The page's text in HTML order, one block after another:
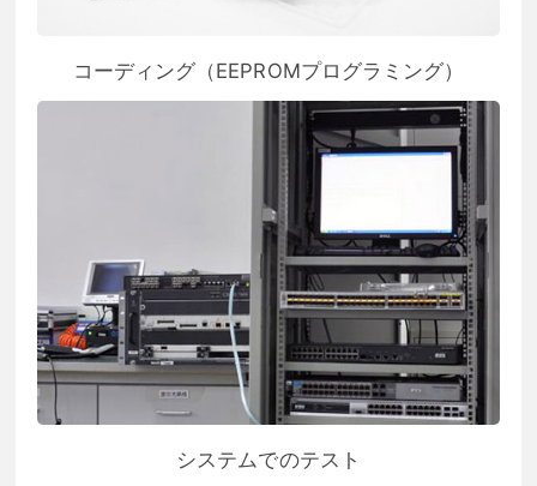
コーディング（EEPROMプログラミング）
システムでのテスト